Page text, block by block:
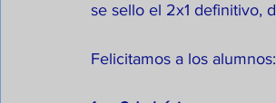
se sello el 2x1 definitivo,
Felicitamos a los alumnos: